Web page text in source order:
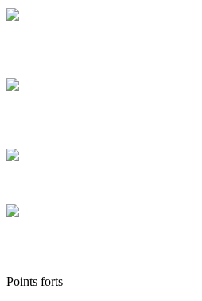
Points forts